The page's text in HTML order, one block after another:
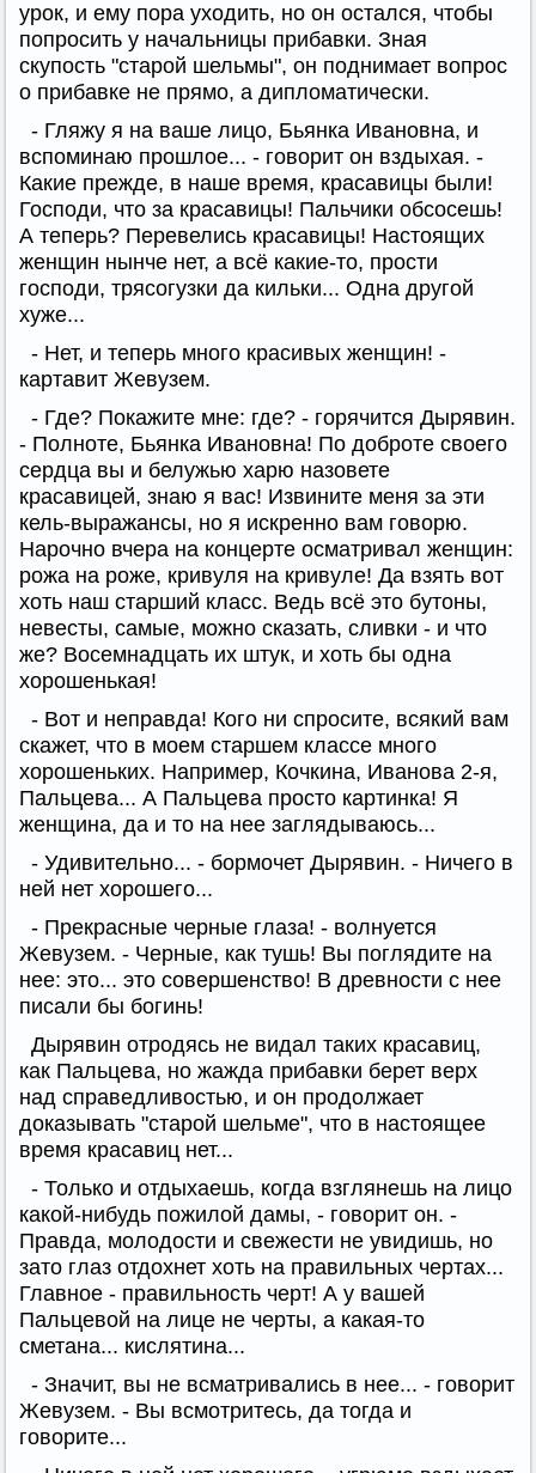
урок, и ему пора уходить, но он остался, чтобы
попросить у начальницы прибавки. Зная
скупость "старой шельмы", он поднимает вопрос
о прибавке не прямо, а дипломатически.
- Гляжу я на ваше лицо, Бьянка Ивановна, и
вспоминаю прошлое... - говорит он вздыхая. -
Какие прежде, в наше время, красавицы были!
Господи, что за красавицы! Пальчики обсосешь!
А теперь? Перевелись красавицы! Настоящих
женщин нынче нет, а всё какие-то, прости
господи, трясогузки да кильки... Одна другой
хуже...
- Нет, и теперь много красивых женщин! -
картавит Жевузем.
- Где? Покажите мне: где? - горячится Дырявин.
- Полноте, Бьянка Ивановна! По доброте своего
сердца вы и белужью харю назовете
красавицей, знаю я вас! Извините меня за эти
кель-выражансы, но я искренно вам говорю.
Нарочно вчера на концерте осматривал женщин:
рожа на роже, кривуля на кривуле! Да взять вот
хоть наш старший класс. Ведь всё это бутоны,
невесты, самые, можно сказать, сливки - и что
же? Восемнадцать их штук, и хоть бы одна
хорошенькая!
- Вот и неправда! Кого ни спросите, всякий вам
скажет, что в моем старшем классе много
хорошеньких. Например, Кочкина, Иванова 2-я,
Пальцева... А Пальцева просто картинка! Я
женщина, да и то на нее заглядываюсь...
- Удивительно... - бормочет Дырявин. - Ничего в
ней нет хорошего...
- Прекрасные черные глаза! - волнуется
Жевузем. - Черные, как тушь! Вы поглядите на
нее: это... это совершенство! В древности с нее
писали бы богинь!
Дырявин отродясь не видал таких красавиц,
как Пальцева, но жажда прибавки берет верх
над справедливостью, и он продолжает
доказывать "старой шельме", что в настоящее
время красавиц нет...
- Только и отдыхаешь, когда взглянешь на лицо
какой-нибудь пожилой дамы, - говорит он. -
Правда, молодости и свежести не увидишь, но
зато глаз отдохнет хоть на правильных чертах...
Главное - правильность черт! А у вашей
Пальцевой на лице не черты, а какая-то
сметана... кислятина...
- Значит, вы не всматривались в нее... - говорит
Жевузем. - Вы всмотритесь, да тогда и
говорите...